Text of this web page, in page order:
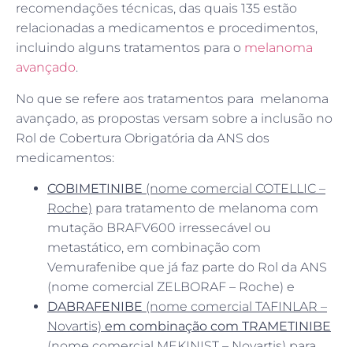
recomendações técnicas, das quais 135 estão
relacionadas a medicamentos e procedimentos,
incluindo alguns tratamentos para o melanoma
avançado.
No que se refere aos tratamentos para melanoma
avançado, as propostas versam sobre a inclusão no
Rol de Cobertura Obrigatória da ANS dos
medicamentos:
COBIMETINIBE (nome comercial COTELLIC –
Roche) para tratamento de melanoma com
mutação BRAFV600 irressecável ou
metastático, em combinação com
Vemurafenibe que já faz parte do Rol da ANS
(nome comercial ZELBORAF – Roche) e
DABRAFENIBE (nome comercial TAFINLAR –
Novartis) em combinação com TRAMETINIBE